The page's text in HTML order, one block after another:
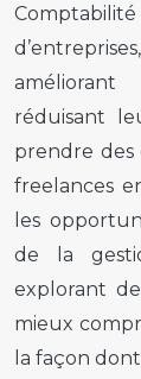
réduisant
prendre des
freelances
les
de la
explorant
mieux
la façon